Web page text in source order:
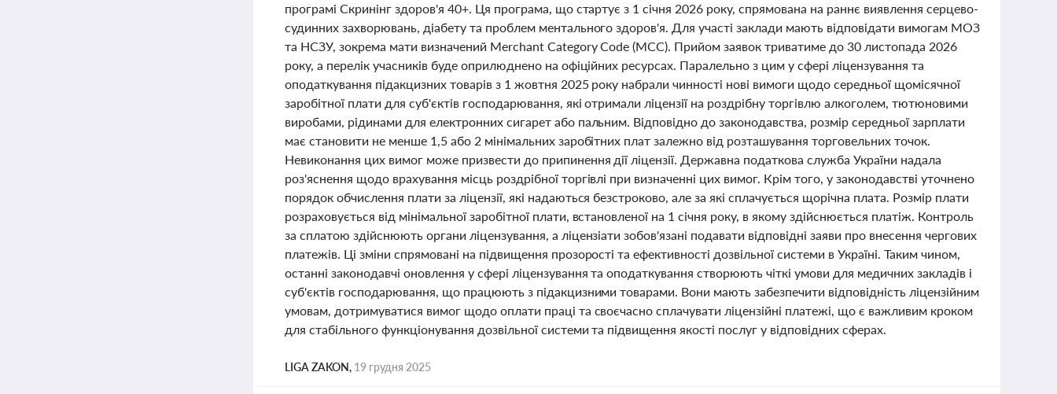
програмі Скринінг здоров'я 40+. Ця програма, що стартує з 1 січня 2026 року, спрямована на раннє виявлення серцево-
судинних захворювань, діабету та проблем ментального здоров'я. Для участі заклади мають відповідати вимогам МОЗ
та НСЗУ, зокрема мати визначений Merchant Category Code (MCC). Прийом заявок триватиме до 30 листопада 2026
року, а перелік учасників буде оприлюднено на офіційних ресурсах. Паралельно з цим у сфері ліцензування та
оподаткування підакцизних товарів з 1 жовтня 2025 року набрали чинності нові вимоги щодо середньої щомісячної
заробітної плати для суб'єктів господарювання, які отримали ліцензії на роздрібну торгівлю алкоголем, тютюновими
виробами, рідинами для електронних сигарет або пальним. Відповідно до законодавства, розмір середньої зарплати
має становити не менше 1,5 або 2 мінімальних заробітних плат залежно від розташування торговельних точок.
Невиконання цих вимог може призвести до припинення дії ліцензії. Державна податкова служба України надала
роз'яснення щодо врахування місць роздрібної торгівлі при визначенні цих вимог. Крім того, у законодавстві уточнено
порядок обчислення плати за ліцензії, які надаються безстроково, але за які сплачується щорічна плата. Розмір плати
розраховується від мінімальної заробітної плати, встановленої на 1 січня року, в якому здійснюється платіж. Контроль
за сплатою здійснюють органи ліцензування, а ліцензіати зобов'язані подавати відповідні заяви про внесення чергових
платежів. Ці зміни спрямовані на підвищення прозорості та ефективності дозвільної системи в Україні. Таким чином,
останні законодавчі оновлення у сфері ліцензування та оподаткування створюють чіткі умови для медичних закладів і
суб'єктів господарювання, що працюють з підакцизними товарами. Вони мають забезпечити відповідність ліцензійним
умовам, дотримуватися вимог щодо оплати праці та своєчасно сплачувати ліцензійні платежі, що є важливим кроком
для стабільного функціонування дозвільної системи та підвищення якості послуг у відповідних сферах.
LIGA ZAKON, 19 грудня 2025